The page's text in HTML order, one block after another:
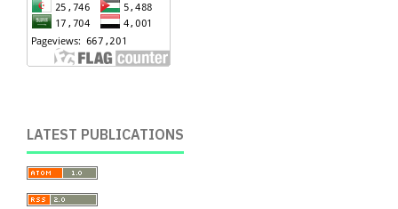
LATEST PUBLICATIONS